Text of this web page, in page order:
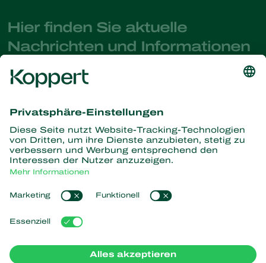
Hier finden Sie aktuelle
Nachrichten und Informationen
Melden Sie sich hier an
Partners with Nature
Raubmilben
Räuber
Parasitische Wespen
Nützliche Mikroorganismen
Bestäubung
Über Koppert
Über Koppert
News & Infos
Arbeiten bei Koppert
Kontakt
Koppert One
Cookies verwalten
Impressum